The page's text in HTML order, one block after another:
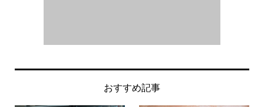
おすすめ記事